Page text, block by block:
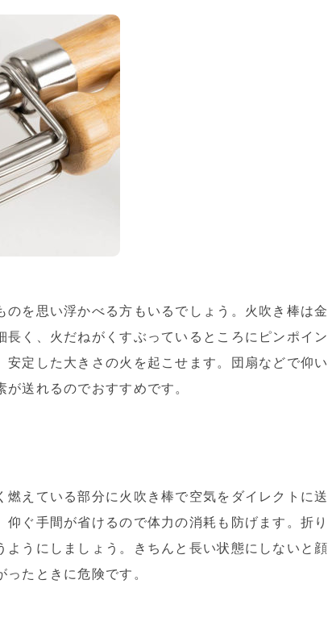
を思い浮かべる方もいるでしょう。火吹き棒は金
く、火だねがくすぶっているところにピンポイン
定した大きさの火を起こせます。団扇などで仰い
送れるのでおすすめです。
えている部分に火吹き棒で空気をダイレクトに送
ぐ手間が省けるので体力の消耗も防げます。折り
うにしましょう。きちんと長い状態にしないと顔
たときに危険です。